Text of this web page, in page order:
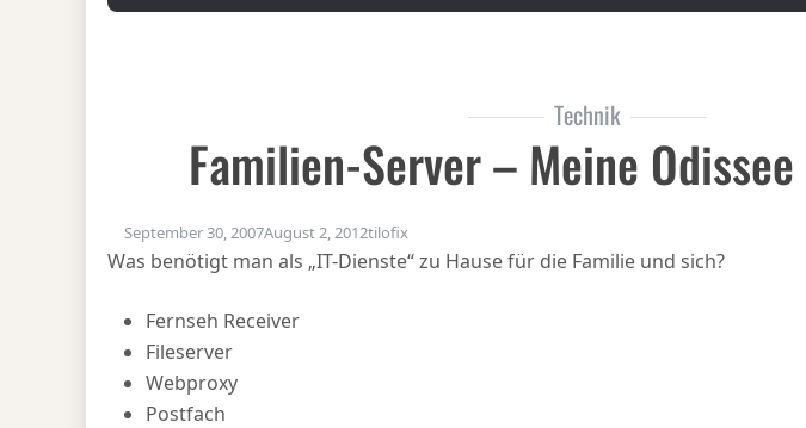
Technik
Familien-Server – Meine Odissee
September 30, 2007August 2, 2012tilofix
Was benötigt man als „IT-Dienste“ zu Hause für die Familie und sich?
Fernseh Receiver
Fileserver
Webproxy
Postfach